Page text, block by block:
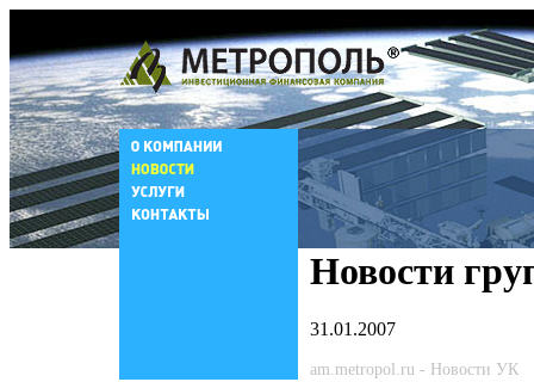
Новости
31.01.2007
am.metropol.ru - Новости УК